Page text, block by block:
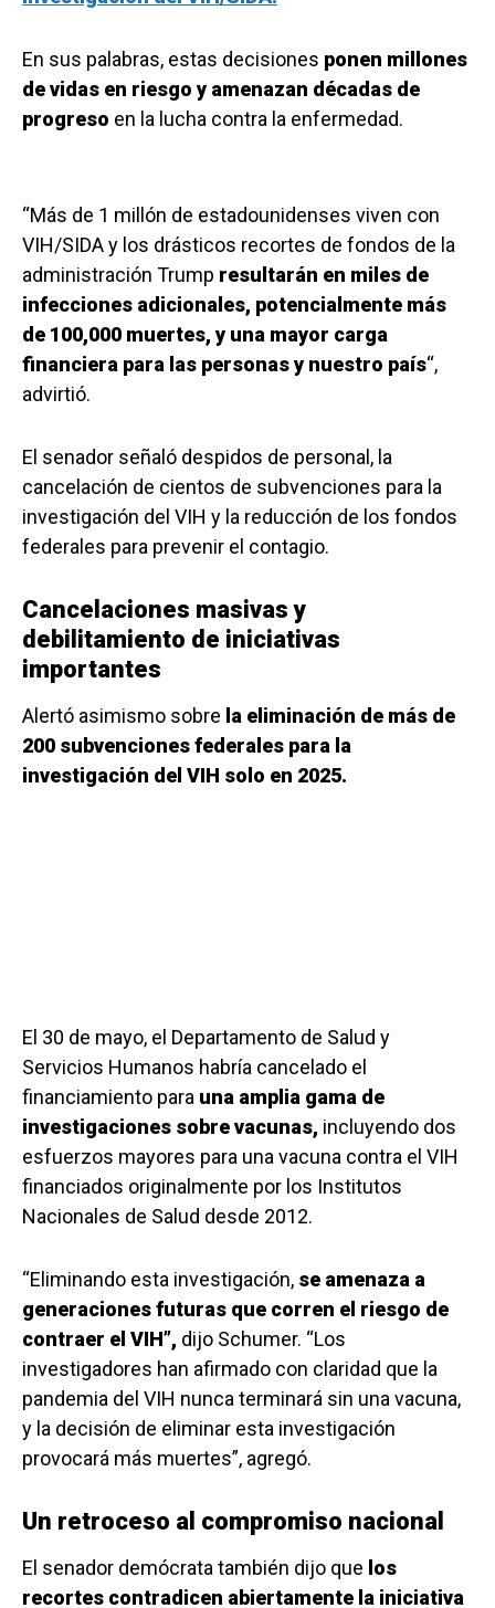
En sus palabras, estas decisiones ponen millones
de vidas en riesgo y amenazan décadas de
progreso en la lucha contra la enfermedad.
“Más de 1 millón de estadounidenses viven con
VIH/SIDA y los drásticos recortes de fondos de la
administración Trump resultarán en miles de
infecciones adicionales, potencialmente más
de 100,000 muertes, y una mayor carga
financiera para las personas y nuestro país“,
advirtió.
El senador señaló despidos de personal, la
cancelación de cientos de subvenciones para la
investigación del VIH y la reducción de los fondos
federales para prevenir el contagio.
Cancelaciones masivas y
debilitamiento de iniciativas
importantes
Alertó asimismo sobre la eliminación de más de
200 subvenciones federales para la
investigación del VIH solo en 2025.
El 30 de mayo, el Departamento de Salud y
Servicios Humanos habría cancelado el
financiamiento para una amplia gama de
investigaciones sobre vacunas, incluyendo dos
esfuerzos mayores para una vacuna contra el VIH
financiados originalmente por los Institutos
Nacionales de Salud desde 2012.
“Eliminando esta investigación, se amenaza a
generaciones futuras que corren el riesgo de
contraer el VIH”, dijo Schumer. “Los
investigadores han afirmado con claridad que la
pandemia del VIH nunca terminará sin una vacuna,
y la decisión de eliminar esta investigación
provocará más muertes”, agregó.
Un retroceso al compromiso nacional
El senador demócrata también dijo que los
recortes contradicen abiertamente la iniciativa